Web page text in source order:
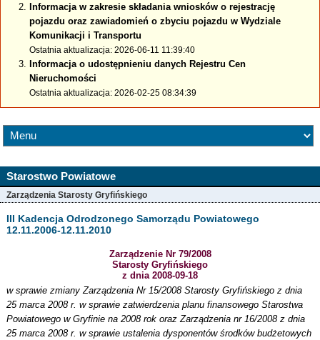
Informacja w zakresie składania wniosków o rejestrację
pojazdu oraz zawiadomień o zbyciu pojazdu w Wydziale
Komunikacji i Transportu
Ostatnia aktualizacja: 2026-06-11 11:39:40
Informacja o udostępnieniu danych Rejestru Cen
Nieruchomości
Ostatnia aktualizacja: 2026-02-25 08:34:39
Starostwo Powiatowe
Zarządzenia Starosty Gryfińskiego
III Kadencja Odrodzonego Samorządu Powiatowego
12.11.2006-12.11.2010
Zarządzenie Nr 79/2008
Starosty Gryfińskiego
z dnia 2008-09-18
w sprawie zmiany Zarządzenia Nr 15/2008 Starosty Gryfińskiego z dnia
25 marca 2008 r. w sprawie zatwierdzenia planu finansowego Starostwa
Powiatowego w Gryfinie na 2008 rok oraz Zarządzenia nr 16/2008 z dnia
25 marca 2008 r. w sprawie ustalenia dysponentów środków budżetowych